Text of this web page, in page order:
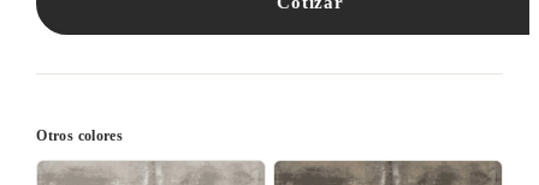
Otros colores